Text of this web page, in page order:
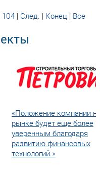
104 | След. | Конец | Все
«Положение компании
рынке будет еще более
уверенным благодаря
развитию финансовых
технологий.»